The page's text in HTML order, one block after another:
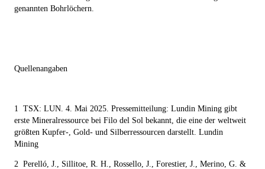
genannten Bohrlöchern.
Quellenangaben
1
TSX: LUN. 4. Mai 2025. Pressemitteilung: Lundin Mining gibt
erste Mineralressource bei Filo del Sol bekannt, die eine der weltweit
größten Kupfer-, Gold- und Silberressourcen darstellt. Lundin
Mining
2 Perelló, J., Sillitoe, R. H., Rossello, J., Forestier, J., Merino, G. &